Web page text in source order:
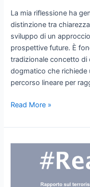
La mia riflessione ha
distinzione tra
sviluppo di un
prospettive future. È
tradizionale concetto di
dogmatico che richiede
percorso lineare per
Il
tra
chiarezza:
Read More »